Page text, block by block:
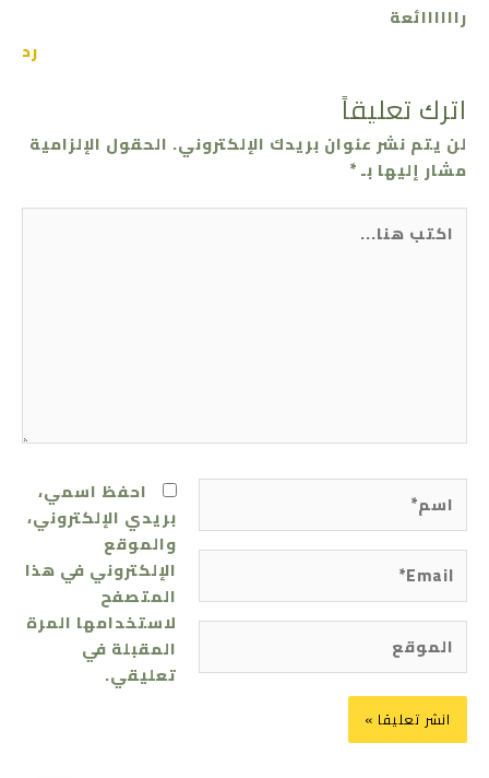
راااااائعة
رد
اترك تعليقاً
لن يتم نشر عنوان بريدك الإلكتروني. الحقول الإلزامية
مشار إليها بـ*
اكتب
هنا...
اسم*
احفظ اسمي،
بريدي الإلكتروني،
والموقع
الإلكتروني في هذا
المتصفح
لاستخدامها المرة
المقبلة في
تعليقي.